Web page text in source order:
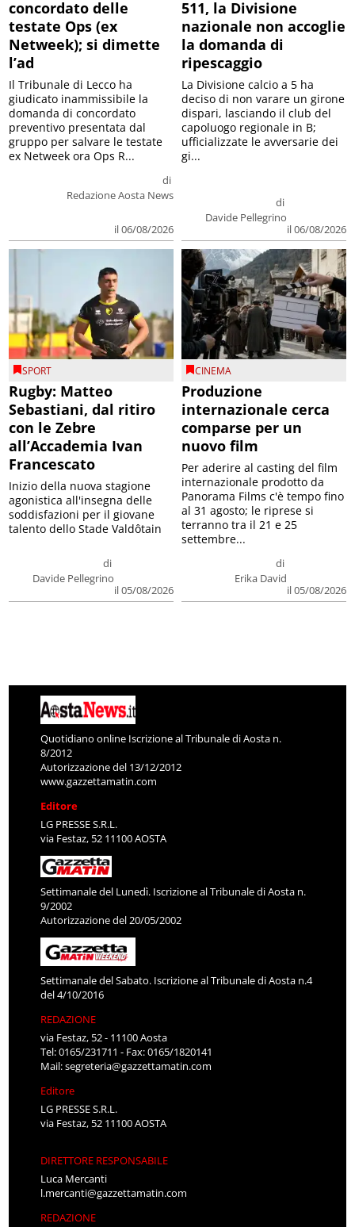
concordato delle
testate Ops (ex
Netweek); si dimette
l’ad
di
Redazione Aosta News
il 06/08/2026
Il Tribunale di Lecco ha
giudicato inammissibile la
domanda di concordato
preventivo presentata dal
gruppo per salvare le testate
ex Netweek ora Ops R...
511, la Divisione
nazionale non accoglie
la domanda di
ripescaggio
di
Davide Pellegrino
il 06/08/2026
La Divisione calcio a 5 ha
deciso di non varare un girone
dispari, lasciando il club del
capoluogo regionale in B;
ufficializzate le avversarie dei
gi...
SPORT
Rugby: Matteo
Sebastiani, dal ritiro
con le Zebre
all’Accademia Ivan
Francescato
di
Davide Pellegrino
il 05/08/2026
Inizio della nuova stagione
agonistica all'insegna delle
soddisfazioni per il giovane
talento dello Stade Valdôtain
CINEMA
Produzione
internazionale cerca
comparse per un
nuovo film
di
Erika David
il 05/08/2026
Per aderire al casting del film
internazionale prodotto da
Panorama Films c'è tempo fino
al 31 agosto; le riprese si
terranno tra il 21 e 25
settembre...
Quotidiano online Iscrizione al Tribunale di Aosta n.
8/2012
Autorizzazione del 13/12/2012
www.gazzettamatin.com
Editore
LG PRESSE S.R.L.
via Festaz, 52 11100 AOSTA
Settimanale del Lunedì. Iscrizione al Tribunale di Aosta n.
9/2002
Autorizzazione del 20/05/2002
Settimanale del Sabato. Iscrizione al Tribunale di Aosta n.4
del 4/10/2016
REDAZIONE
via Festaz, 52 - 11100 Aosta
Tel: 0165/231711 - Fax: 0165/1820141
Mail:segreteria@gazzettamatin.com
Editore
LG PRESSE S.R.L.
via Festaz, 52 11100 AOSTA
DIRETTORE RESPONSABILE
Luca Mercanti
l.mercanti@gazzettamatin.com
REDAZIONE